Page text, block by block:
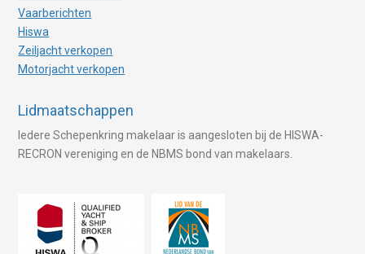
Vaarberichten
Hiswa
Zeiljacht verkopen
Motorjacht verkopen
Lidmaatschappen
Iedere Schepenkring makelaar is aangesloten bij de HISWA-
RECRON vereniging en de NBMS bond van makelaars.